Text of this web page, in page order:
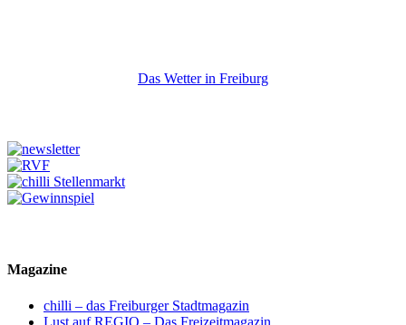
Das Wetter in Freiburg
Magazine
chilli – das Freiburger Stadtmagazin
Lust auf REGIO – Das Freizeitmagazin